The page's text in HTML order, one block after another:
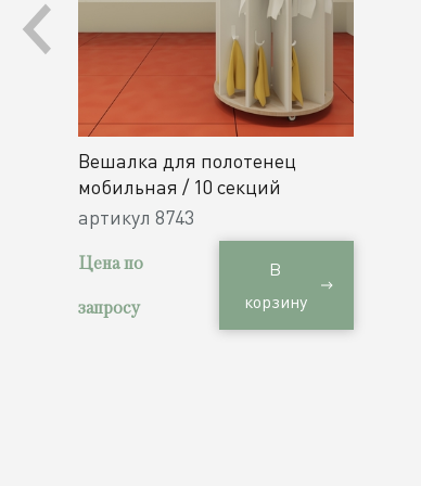
Вешалка для полотенец
мобильная / 10 секций
артикул 8743
Цена по
запросу
В
корзину